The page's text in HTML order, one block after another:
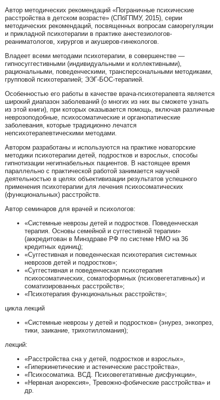
Автор методических рекомендаций «Пограничные психические
расстройства в детском возрасте» (СПбГПМУ, 2015), серии
методических рекомендаций, посвященных вопросам саморегуляции
и прикладной психотерапии в практике анестезиологов-
реаниматологов, хирургов и акушеров-гинекологов.
Владеет всеми методами психотерапии, в совершенстве —
гипносуггестивными (индивидуальными и коллективными),
рациональными, поведенческими, трансперсональными методиками,
групповой психотерапией; ЭЭГ-БОС-терапией.
Особенностью его работы в качестве врача-психотерапевта является
широкий диапазон заболеваний (о многих из них вы сможете узнать
из этой книги), при которых оказывается помощь, включая различные
неврозоподобные, психосоматические и органопатические
заболевания, которые традиционно лечатся
непсихотерапевтическими методами.
Автором разработаны и используются на практике новаторские
методики психотерапии детей, подростков и взрослых, способы
гипнотизации негипнабельных пациентов. В настоящее время
параллельно с практической работой занимается научной
деятельностью в целях объективизации результатов успешного
применения психотерапии для лечения психосоматических
(функциональных) расстройств.
Автор семинаров для врачей и психологов:
«Системные неврозы детей и подростков. Поведенческая
терапия. Основы семейной и суггестивной терапии»
(аккредитован в Минздраве РФ по системе НМО на 36
кредитных единиц);
«Суггестивная и поведенческая психотерапия системных
неврозов детей и подростков»;
«Суггестивная и поведенческая психотерапия
психосоматических, соматоформных (психовегетативных) и
соматизированных расстройств»;
«Психотерапия функциональных расстройств»;
цикла лекций
«Системные неврозы у детей и подростков» (энурез, энкопрез,
тики, заикание, трихотилломания);
лекций:
«Расстройства сна у детей, подростков и взрослых»,
«Гиперкинетические и астенические расстройства»,
«Психосоматика. ВСД. Психовегетативные дисфункции»,
«Нервная анорексия», Тревожно-фобические расстройства» и
др.